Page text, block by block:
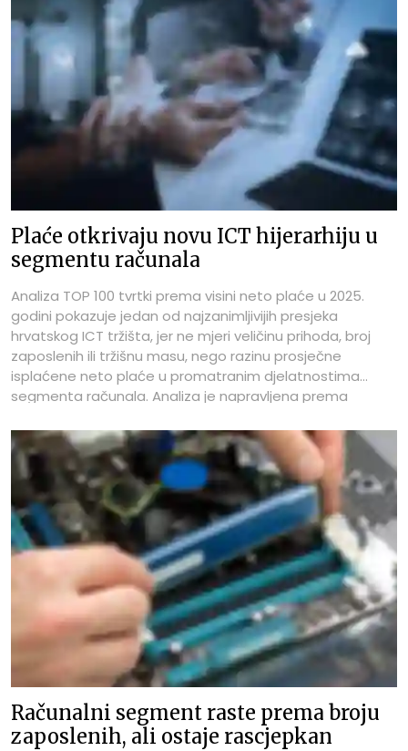
Plaće otkrivaju novu ICT hijerarhiju u
segmentu računala
Analiza TOP 100 tvrtki prema visini neto plaće u 2025.
godini pokazuje jedan od najzanimljivijih presjeka
hrvatskog ICT tržišta, jer ne mjeri veličinu prihoda, broj
zaposlenih ili tržišnu masu, nego razinu prosječne
isplaćene neto plaće u promatranim djelatnostima
segmenta računala. Analiza je napravljena prema
Info.BIZ za ICTbusiness Media – ICTbusiness.info, a
obuhvat je definiran prema pretežitom NKD-u tvrtki.
Upravo zato ovaj poredak treba čitati kao pokazatelj
pozicije znanja, specijalizacije, strukture zaposlenih i
poslovnih modela, ali i kao upozorenje da visoka
prosječna neto plaća kod manjih subjekata može biti
rezultat vrlo specifične vlasničke, kadrovske ili projektne
strukture.
Računalni segment raste prema broju
zaposlenih, ali ostaje rascjepkan